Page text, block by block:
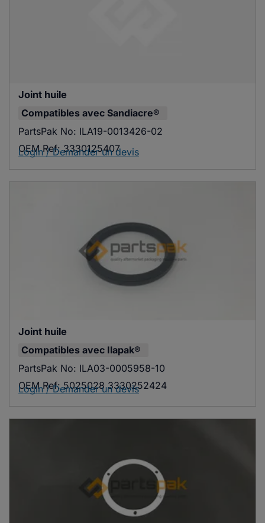
Joint huile
Compatibles avec Sandiacre®
PartsPak No: ILA19-0013426-02
OEM Ref: 3330125407
Login / Demander un devis
Joint huile
Compatibles avec Ilapak®
PartsPak No: ILA03-0005958-10
OEM Ref: 5025028 3330252424
Login / Demander un devis